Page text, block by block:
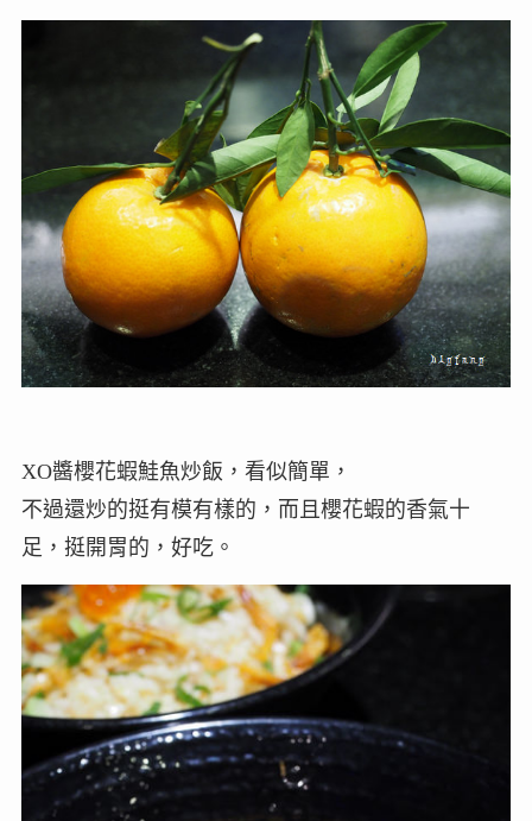
XO醬櫻花蝦鮭魚炒飯，看似簡單，
不過還炒的挺有模有樣的，而且櫻花蝦的香氣十
足，挺開胃的，好吃。